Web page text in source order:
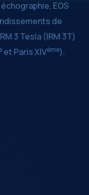
EOS
de
3 Tesla (IRM 3T)
et Paris XIVème).